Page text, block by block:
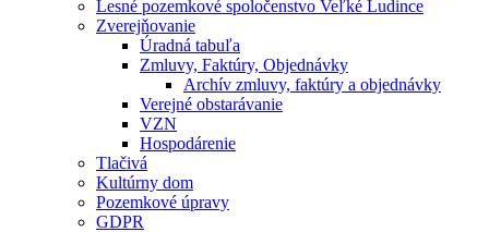
Lesné pozemkové spoločenstvo Veľké Ludince
Zverejňovanie
Úradná tabuľa
Zmluvy, Faktúry, Objednávky
Archív zmluvy, faktúry a objednávky
Verejné obstarávanie
VZN
Hospodárenie
Tlačivá
Kultúrny dom
Pozemkové úpravy
GDPR